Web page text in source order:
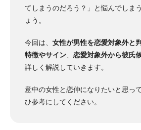
てしまうのだろう？」と悩んでしま
ょう。
今回は、 女性が男性を恋愛対象外と
特徴やサイン
恋愛対象外から彼氏
詳しく解説していきます。
意中の女性と恋仲になりたいと思っ
ひ参考にしてください。